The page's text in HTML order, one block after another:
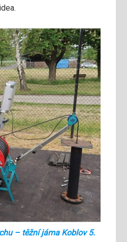
– těžní jáma Koblov 5.